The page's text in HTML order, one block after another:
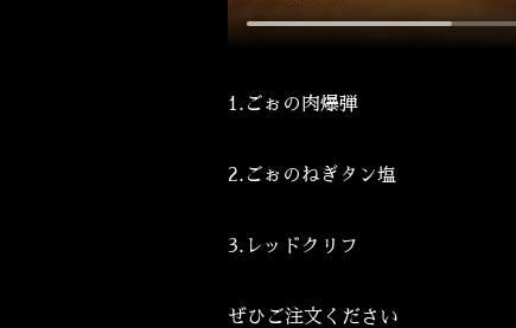
1.ごぉの肉爆弾
2.ごぉのねぎタン塩
3.レッドクリフ
ぜひご注文ください